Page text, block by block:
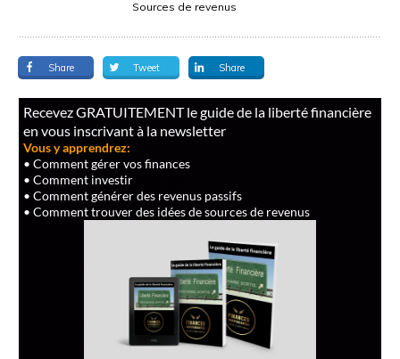
Sources de revenus
Share Tweet Share